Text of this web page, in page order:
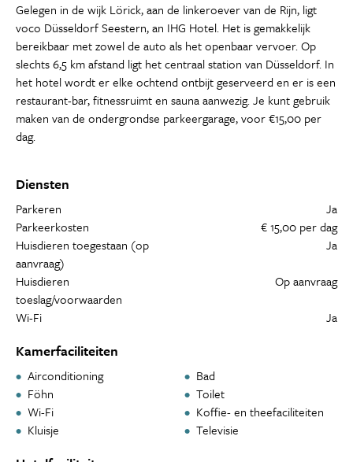
Gelegen in de wijk Lörick, aan de linkeroever van de Rijn, ligt
voco Düsseldorf Seestern, an IHG Hotel. Het is gemakkelijk
bereikbaar met zowel de auto als het openbaar vervoer. Op
slechts 6,5 km afstand ligt het centraal station van Düsseldorf. In
het hotel wordt er elke ochtend ontbijt geserveerd en er is een
restaurant-bar, fitnessruimt en sauna aanwezig. Je kunt gebruik
maken van de ondergrondse parkeergarage, voor €15,00 per
dag.
Diensten
Parkeren
Ja
Parkeerkosten
€ 15,00 per dag
Huisdieren toegestaan (op
aanvraag)
Ja
Huisdieren
toeslag/voorwaarden
Op aanvraag
Wi-Fi Ja
Kamerfaciliteiten
Airconditioning
Bad
Föhn
Toilet
Wi-Fi
Koffie- en theefaciliteiten
Kluisje
Televisie